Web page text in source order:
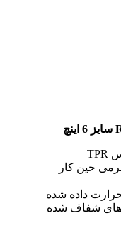
حین کار
داده شده
شفاف شده